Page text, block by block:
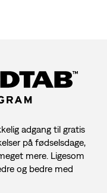
adgang til gratis
på fødselsdage,
mere. Ligesom
og bedre med